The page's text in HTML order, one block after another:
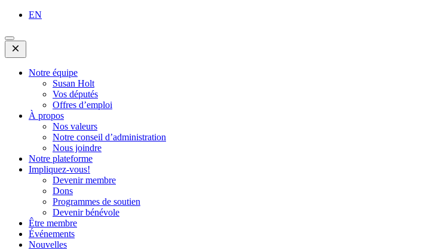
EN
Open
Mobile
Menu
Notre équipe
Susan Holt
Vos députés
Offres d’emploi
À propos
Nos valeurs
Notre conseil d’administration
Nous joindre
Notre plateforme
Impliquez-vous!
Devenir membre
Dons
Programmes de soutien
Devenir bénévole
Être membre
Événements
Nouvelles